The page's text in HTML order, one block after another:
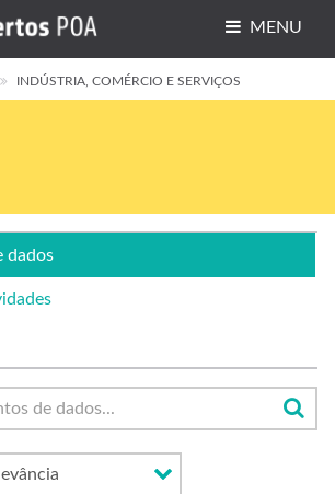
MENU
INDÚSTRIA, COMÉRCIO E SERVIÇOS
dados